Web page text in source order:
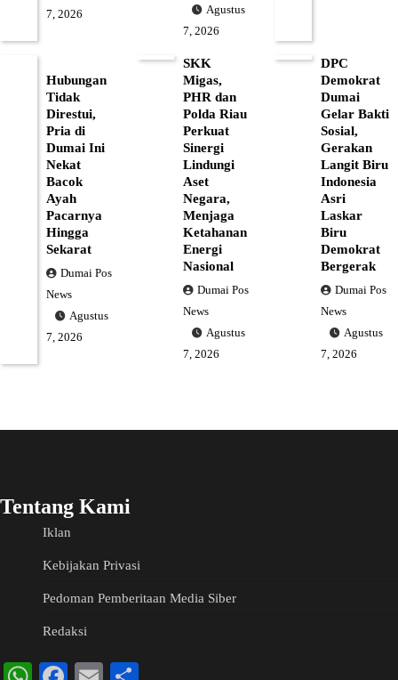
7, 2026
Agustus
7, 2026
Hubungan
Tidak
Direstui,
Pria di
Dumai Ini
Nekat
Bacok
Ayah
Pacarnya
Hingga
Sekarat
Dumai Pos
News
Agustus
7, 2026
SKK
Migas,
PHR dan
Polda Riau
Perkuat
Sinergi
Lindungi
Aset
Negara,
Menjaga
Ketahanan
Energi
Nasional
Dumai Pos
News
Agustus
7, 2026
DPC
Demokrat
Dumai
Gelar Bakti
Sosial,
Gerakan
Langit Biru
Indonesia
Asri
Laskar
Biru
Demokrat
Bergerak
Dumai Pos
News
Agustus
7, 2026
Tentang Kami
Iklan
Kebijakan Privasi
Pedoman Pemberitaan Media Siber
Redaksi